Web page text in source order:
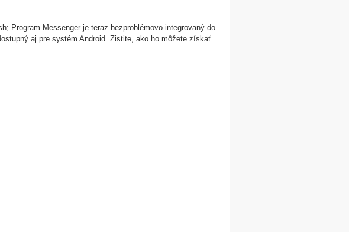
Program Messenger je teraz bezproblémovo integrovaný do
aj pre systém Android. Zistite, ako ho môžete získať